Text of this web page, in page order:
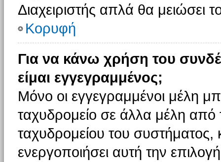
Διαχειριστής απλά θα μειώσει
Κορυφή
Για να κάνω χρήση του
είμαι εγγεγραμμένος;
Μόνο οι εγγεγραμμένοι μέλη
ταχυδρομείο σε άλλα μέλη
ταχυδρομείου του συστήματος,
ενεργοποιήσει αυτή την